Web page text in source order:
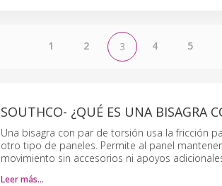
1 2 3 4 5
SOUTHCO- ¿QUÉ ES UNA BISAGRA
Una bisagra con par de torsión usa la fricción
otro tipo de paneles. Permite al panel
movimiento sin accesorios ni apoyos
Leer más…